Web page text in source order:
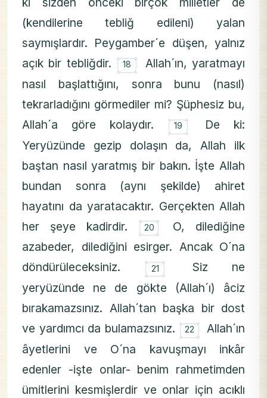
(kendilerine tebliğ edileni) yalan
saymışlardır. Peygamber´e düşen, yalnız
açık bir tebliğdir. ۝
18
Allah´ın, yaratmayı
nasıl başlattığını, sonra bunu (nasıl)
tekrarladığını görmediler mi? Şüphesiz bu,
Allah´a göre kolaydır. ۝
19
De ki:
Yeryüzünde gezip dolaşın da, Allah ilk
baştan nasıl yaratmış bir bakın. İşte Allah
bundan sonra (aynı şekilde) ahiret
hayatını da yaratacaktır. Gerçekten Allah
her şeye kadirdir. ۝
20
O, dilediğine
azabeder, dilediğini esirger. Ancak O´na
döndürüleceksiniz. ۝
21
Siz ne
yeryüzünde ne de gökte (Allah´ı) âciz
bırakamazsınız. Allah´tan başka bir dost
ve yardımcı da bulamazsınız. ۝
22
Allah´ın
âyetlerini ve O´na kavuşmayı inkâr
edenler -işte onlar- benim rahmetimden
ümitlerini kesmişlerdir ve onlar için acıklı